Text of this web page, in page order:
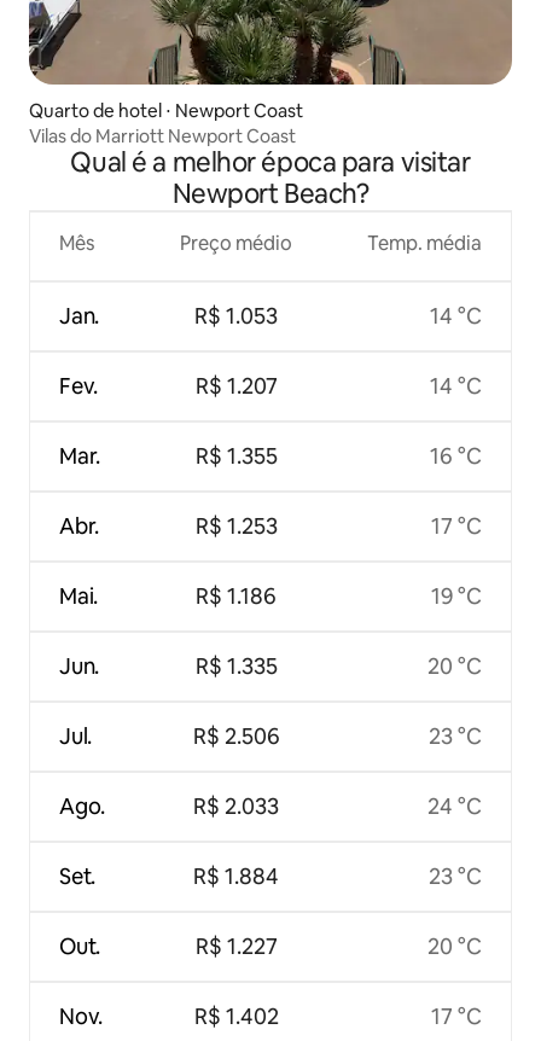
Quarto de hotel ⋅ Newport Coast
Vilas do Marriott Newport Coast
Qual é a melhor época para visitar
Newport Beach?
Mês
Jan.
Fev.
Mar.
Abr.
Mai.
Jun.
Jul.
Ago.
Set.
Out.
Nov.
Preço médio
R$ 1.053
R$ 1.207
R$ 1.355
R$ 1.253
R$ 1.186
R$ 1.335
R$ 2.506
R$ 2.033
R$ 1.884
R$ 1.227
R$ 1.402
Temp. média
14 °C
14 °C
16 °C
17 °C
19 °C
20 °C
23 °C
24 °C
23 °C
20 °C
17 °C